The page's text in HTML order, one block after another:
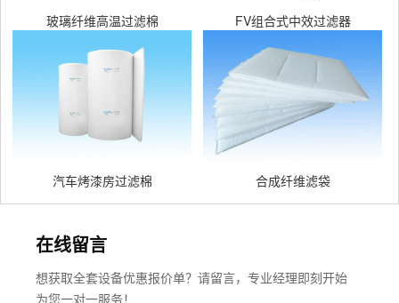
玻璃纤维高温过滤棉 FV组合式中效过滤器
汽车烤漆房过滤棉 合成纤维滤袋
在线留言
想获取全套设备优惠报价单？请留言，专业经理即刻开始
为您一对一服务！